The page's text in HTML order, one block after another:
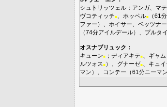
シュトリッツェル ； アンガ マ
ヴコティッチ■ ホッペル■ （61分
ファー ）、 ホイサー ベッツナー
（74分アイルデール）、 プルタ
オスナブリュック ：
キューン■ ； ディアキテ■ ギャム
ルツォス ■ ）、 グナーゼ■ キュ
マン ）、 コンテー （61分ニーマン